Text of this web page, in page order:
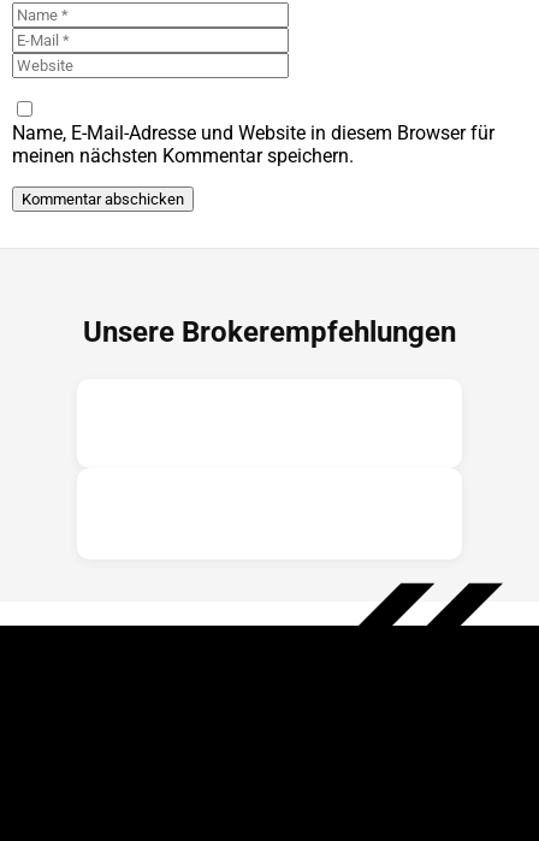
Name
Mail
Name, E-Mail-Adresse und Website in diesem Browser für
meinen nächsten Kommentar speichern.
Unsere Brokerempfehlungen